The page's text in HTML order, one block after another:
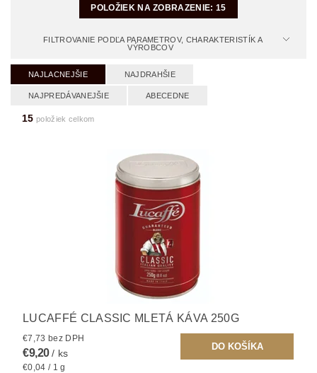
POLOŽIEK NA ZOBRAZENIE:15
FILTROVANIE PODĽA PARAMETROV, CHARAKTERISTÍK A
VÝROBCOV
NAJLACNEJŠIE NAJDRAHŠIE
NAJPREDÁVANEJŠIE ABECEDNE
15 položiek celkom
LUCAFFÉ CLASSIC MLETÁ KÁVA 250G
€7,73 bez DPH
€9,20/ ks
€0,04 / 1 g